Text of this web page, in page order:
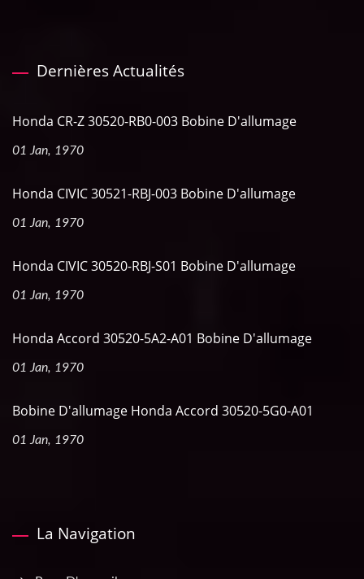
Dernières Actualités
Honda CR-Z 30520-RB0-003 Bobine D'allumage
01 Jan, 1970
Honda CIVIC 30521-RBJ-003 Bobine D'allumage
01 Jan, 1970
Honda CIVIC 30520-RBJ-S01 Bobine D'allumage
01 Jan, 1970
Honda Accord 30520-5A2-A01 Bobine D'allumage
01 Jan, 1970
Bobine D'allumage Honda Accord 30520-5G0-A01
01 Jan, 1970
La Navigation